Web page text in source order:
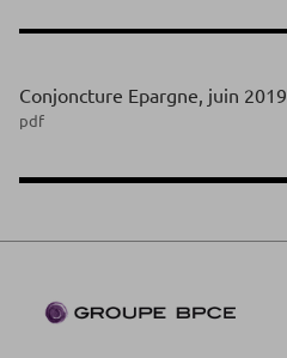
Conjoncture Epargne, juin 2019
pdf